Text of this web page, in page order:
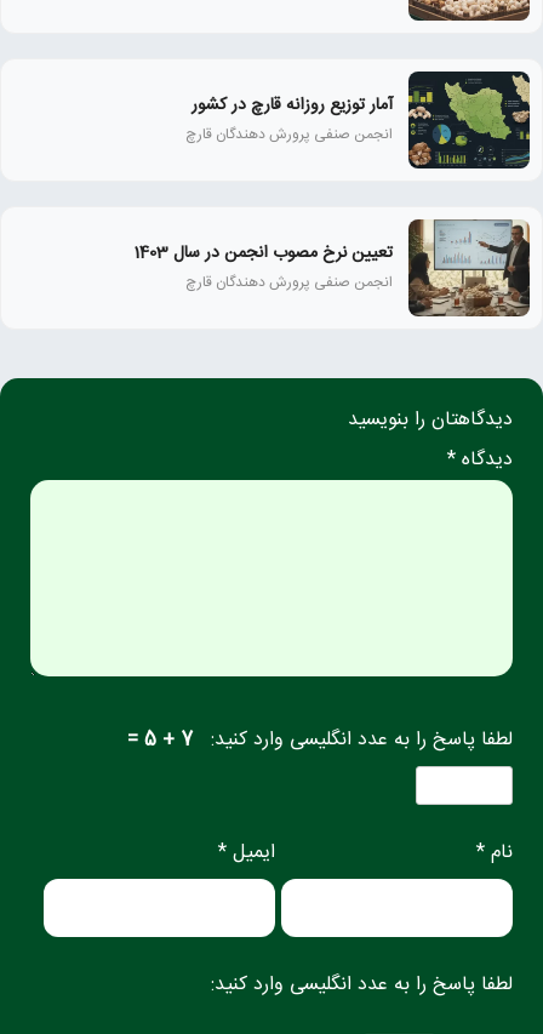
آمار توزیع روزانه قارچ در کشور
انجمن صنفی پرورش دهندگان قارچ
تعیین نرخ مصوب انجمن در سال 1403
انجمن صنفی پرورش دهندگان قارچ
دیدگاهتان را بنویسید
دیدگاه *
لطفا پاسخ را به عدد انگلیسی وارد کنید: 7 + 5 =
نام * ایمیل *
لطفا پاسخ را به عدد انگلیسی وارد کنید: